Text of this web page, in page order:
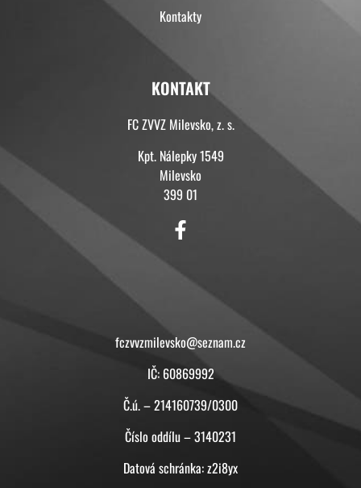
Kontakty
KONTAKT
FC ZVVZ Milevsko, z. s.
Kpt. Nálepky 1549
Milevsko
399 01
fczvvzmilevsko@seznam.cz
IČ: 60869992
Č.ú. – 214160739/0300
Číslo oddílu – 3140231
Datová schránka: z2i8yx